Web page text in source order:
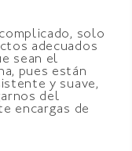
solo
adecuados
sean el
pues están
y suave,
del
encargas de